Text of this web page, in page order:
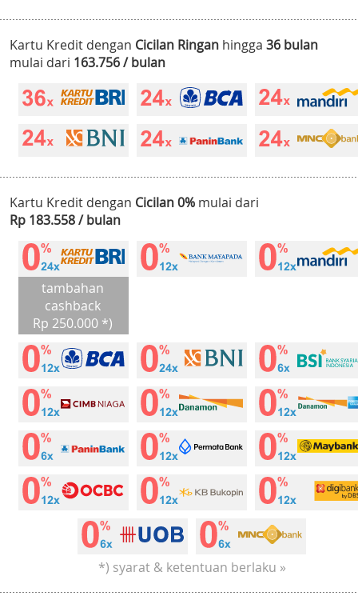
Kartu Kredit dengan Cicilan Ringan hingga 36 bulan
mulai dari 163.756 / bulan
Kartu Kredit dengan Cicilan 0% mulai dari
Rp 183.558 / bulan
tambahan
cashback
Rp 250.000 *)
*) syarat & ketentuan berlaku »